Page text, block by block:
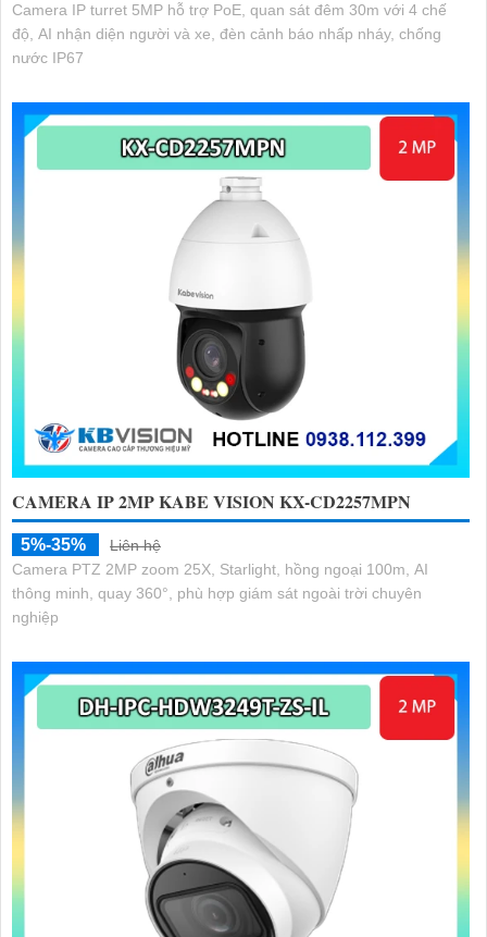
Camera IP turret 5MP hỗ trợ PoE, quan sát đêm 30m với 4 chế
độ, AI nhận diện người và xe, đèn cảnh báo nhấp nháy, chống
nước IP67
CAMERA IP 2MP KABE VISION KX-CD2257MPN
5%-35%
Liên hệ
Camera PTZ 2MP zoom 25X, Starlight, hồng ngoại 100m, AI
thông minh, quay 360°, phù hợp giám sát ngoài trời chuyên
nghiệp